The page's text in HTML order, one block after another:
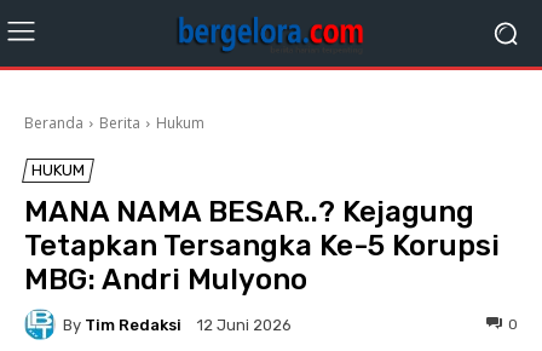
Beranda Berita Hukum
HUKUM
MANA NAMA BESAR..? Kejagung
Tetapkan Tersangka Ke-5 Korupsi
MBG: Andri Mulyono
By Tim Redaksi 12 Juni 2026 0